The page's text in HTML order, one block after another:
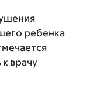
ребенка
врачу